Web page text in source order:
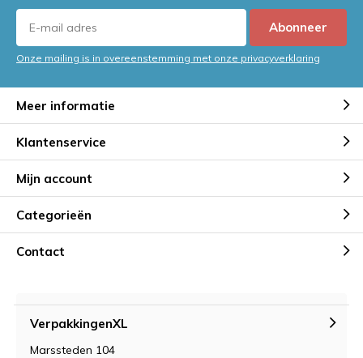
papier? Alles wat je moet weten
Frankrijk en Spanje)
Abonneer
Onze mailing is in overeenstemming met onze privacyverklaring
Meer informatie
Klantenservice
Mijn account
Categorieën
Contact
VerpakkingenXL
Marssteden 104